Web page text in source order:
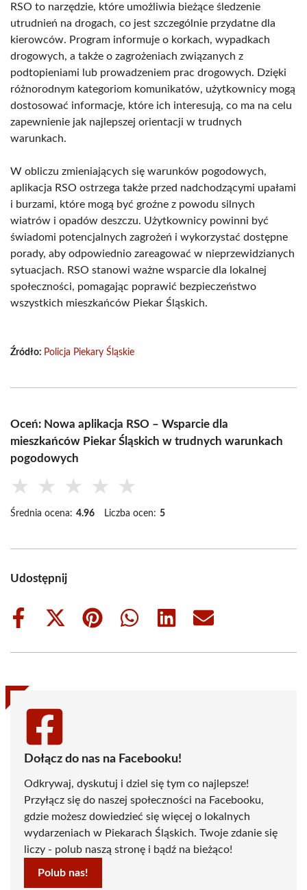
RSO to narzędzie, które umożliwia bieżące śledzenie
utrudnień na drogach, co jest szczególnie przydatne dla
kierowców. Program informuje o korkach, wypadkach
drogowych, a także o zagrożeniach związanych z
podtopieniami lub prowadzeniem prac drogowych. Dzięki
różnorodnym kategoriom komunikatów, użytkownicy mogą
dostosować informacje, które ich interesują, co ma na celu
zapewnienie jak najlepszej orientacji w trudnych
warunkach.
W obliczu zmieniających się warunków pogodowych,
aplikacja RSO ostrzega także przed nadchodzącymi upałami
i burzami, które mogą być groźne z powodu silnych
wiatrów i opadów deszczu. Użytkownicy powinni być
świadomi potencjalnych zagrożeń i wykorzystać dostępne
porady, aby odpowiednio zareagować w nieprzewidzianych
sytuacjach. RSO stanowi ważne wsparcie dla lokalnej
społeczności, pomagając poprawić bezpieczeństwo
wszystkich mieszkańców Piekar Śląskich.
Źródło: Policja Piekary Śląskie
Oceń: Nowa aplikacja RSO – Wsparcie dla
mieszkańców Piekar Śląskich w trudnych warunkach
pogodowych
★ ★ ★ ★ ★
Średnia ocena: 4.96 Liczba ocen: 5
Udostępnij
Share
Share
(Twitter)
Share
Share
Share
Share
Dołącz do nas na Facebooku!
Odkrywaj, dyskutuj i dziel się tym co najlepsze!
Przyłącz się do naszej społeczności na Facebooku,
gdzie możesz dowiedzieć się więcej o lokalnych
wydarzeniach w Piekarach Śląskich. Twoje zdanie się
liczy - polub naszą stronę i bądź na bieżąco!
Polub nas!